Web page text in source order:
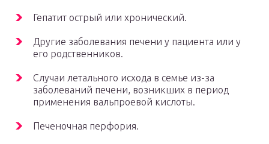
Гепатит острый или хронический.
Другие заболевания печени у пациента или у
его родственников.
Случаи летального исхода в семье из-за
заболеваний печени, возникших в период
применения вальпроевой кислоты.
Печеночная перфория.